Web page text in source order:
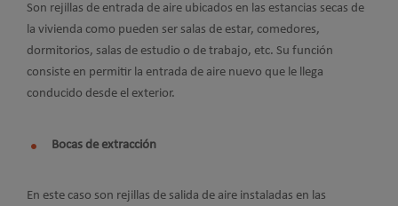
Son rejillas de entrada de aire ubicados en las estancias secas de
la vivienda como pueden ser salas de estar, comedores,
dormitorios, salas de estudio o de trabajo, etc. Su función
consiste en permitir la entrada de aire nuevo que le llega
conducido desde el exterior.
Bocas de extracción
En este caso son rejillas de salida de aire instaladas en las